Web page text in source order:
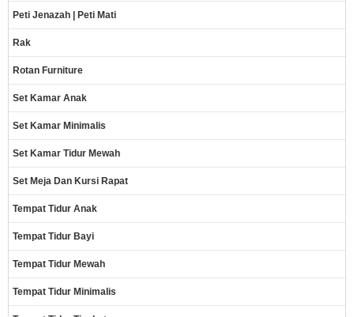
Peti Jenazah | Peti Mati
Rak
Rotan Furniture
Set Kamar Anak
Set Kamar Minimalis
Set Kamar Tidur Mewah
Set Meja Dan Kursi Rapat
Tempat Tidur Anak
Tempat Tidur Bayi
Tempat Tidur Mewah
Tempat Tidur Minimalis